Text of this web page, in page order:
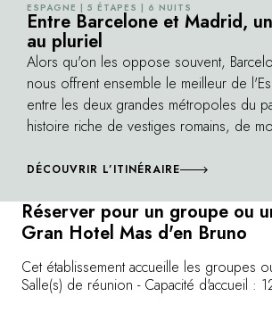
ESPAGNE | 5 ÉTAPES | 6 NUITS
Entre Barcelone et Madrid,
au pluriel
Alors qu'on les oppose souvent,
nous offrent ensemble le meilleur de
entre les deux grandes métropoles du
histoire riche de vestiges romains, de
une passion unique pour le football.
Espagne plurielle et enchanteresse que
DÉCOUVRIR L’ITINÉRAIRE
Réserver pour un groupe ou
Gran Hotel Mas d'en Bruno
Cet établissement accueille les groupes
Salle(s) de réunion - Capacité d'accueil :